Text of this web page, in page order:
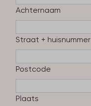
Achternaam
Straat + huisnummer
Postcode
Plaats